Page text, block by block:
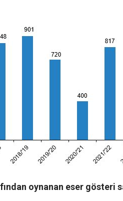
oynanan eser gösteri